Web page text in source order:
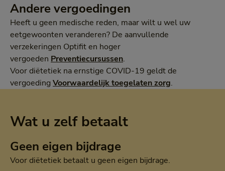
Andere vergoedingen
Heeft u geen medische reden, maar wilt u wel uw
eetgewoonten veranderen? De aanvullende
verzekeringen Optifit en hoger
vergoeden Preventiecursussen.
Voor diëtetiek na ernstige COVID-19 geldt de
vergoeding Voorwaardelijk toegelaten zorg.
Wat u zelf betaalt
Geen eigen bijdrage
Voor diëtetiek betaalt u geen eigen bijdrage.